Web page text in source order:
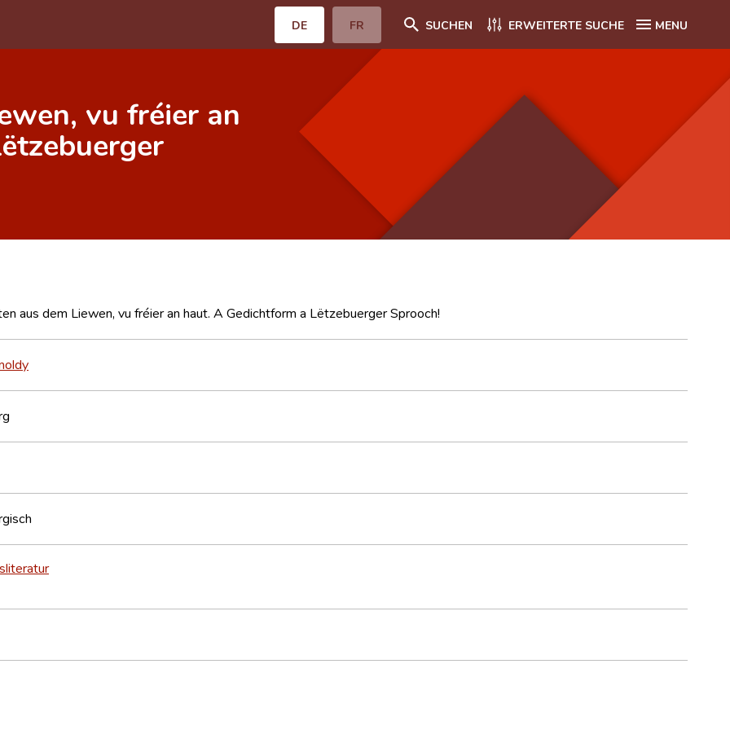
DE FR SUCHEN ERWEITERTE SUCHE MENU
vu fréier an
aus dem Liewen, vu fréier an haut. A Gedichtform a Lëtzebuerger Sprooch!